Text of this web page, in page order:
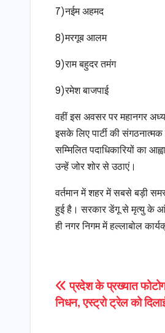
7)नईम अहमद
8)मरगूब आलम
9)राम बहुदर तमंग
9)रमेश बाजपाई
वहीं इस अवसर पर महानगर
इसके लिए पार्टी की
सम्मिलित पदाधिकारियों का
उन्हें जोर शोर से उठाएं।
वर्तमान में शहर में सबसे बड़ी
हुई है। सरकार डेंगू से मृत्यु के
ही नगर निगम में हल्लाबोल
Post
navigation
प्रदेश के प्रख्यात
निधन, एस्ट्रो ट्रेल को